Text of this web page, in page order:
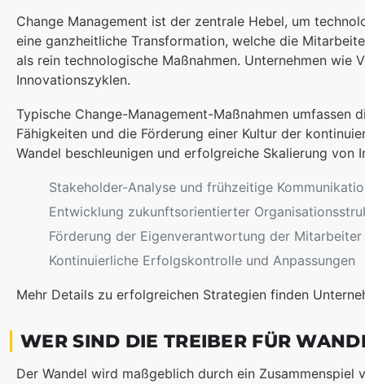
Change Management ist der zentrale Hebel, um
eine ganzheitliche Transformation, welche die
als rein technologische Maßnahmen. Unternehmen wie
Innovationszyklen.
Typische Change-Management-Maßnahmen umfassen
Fähigkeiten und die Förderung einer Kultur der
Wandel beschleunigen und erfolgreiche Skalierung von
Stakeholder-Analyse und frühzeitige
Entwicklung zukunftsorientierter
Förderung der Eigenverantwortung der Mitarbeiter
Kontinuierliche Erfolgskontrolle und Anpassungen
Mehr Details zu erfolgreichen Strategien finden
WER SIND DIE TREIBER FÜR
Der Wandel wird maßgeblich durch ein